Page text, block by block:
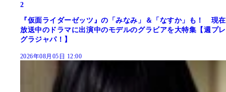
2
『仮面ライダーゼッツ』の「みなみ」＆「なすか」も！ 現在
放送中のドラマに出演中のモデルのグラビアを大特集【週プレ
グラジャパ！】
2026年08月05日 12:00